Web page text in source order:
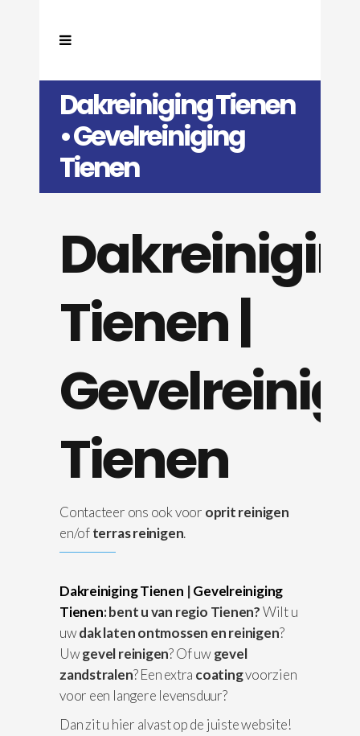
Dakreiniging Tienen
• Gevelreiniging
Tienen
Tienen |
Tienen
Contacteer ons ook voor oprit reinigen
en/ofterras reinigen.
Dakreiniging Tienen |Gevelreiniging
Tienen: bent u van regio Tienen?Wilt u
uwdak laten ontmossen en reinigen?
Uwgevel reinigen? Of uwgevel
zandstralen? Een extra coatingvoorzien
voor een langere levensduur?
Dan zit u hier alvast op de juiste website!